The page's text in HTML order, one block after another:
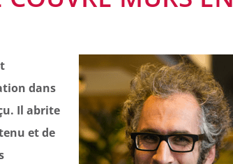
dans
Il abrite
et de